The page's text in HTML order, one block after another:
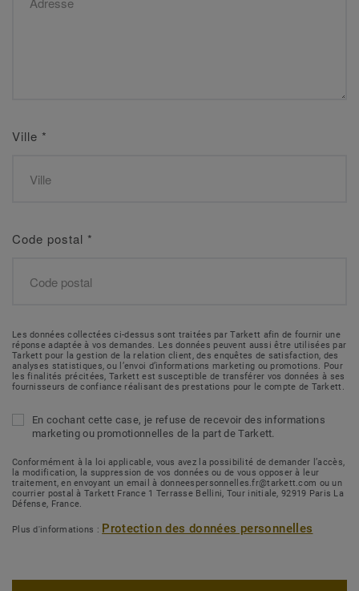
Ville *
Code postal *
Les données collectées ci-dessus sont traitées par Tarkett afin de fournir une
réponse adaptée à vos demandes. Les données peuvent aussi être utilisées par
Tarkett pour la gestion de la relation client, des enquêtes de satisfaction, des
analyses statistiques, ou l’envoi d’informations marketing ou promotions. Pour
les finalités précitées, Tarkett est susceptible de transférer vos données à ses
fournisseurs de confiance réalisant des prestations pour le compte de Tarkett.
En cochant cette case, je refuse de recevoir des informations
marketing ou promotionnelles de la part de Tarkett.
Conformément à la loi applicable, vous avez la possibilité de demander l’accès,
la modification, la suppression de vos données ou de vous opposer à leur
traitement, en envoyant un email à donneespersonnelles.fr@tarkett.com ou un
courrier postal à Tarkett France 1 Terrasse Bellini, Tour initiale, 92919 Paris La
Défense, France.
Plus d'informations : Protection des données personnelles